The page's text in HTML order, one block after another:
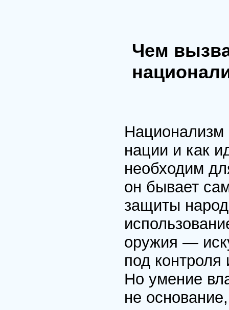
Чем
Национализм
нации и как
необходим
он бывает
защиты
оружия —
под контроля
Но умение
не